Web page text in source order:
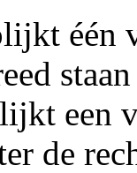
één
een
de